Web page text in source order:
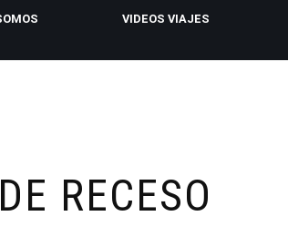
VIDEOS VIAJES
RECESO